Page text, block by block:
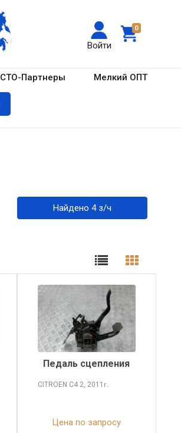
0
Войти
СТО-Партнеры Мелкий ОПТ
Найдено 4 з/ч
Педаль сцепления
CITROEN C4 2, 2011 г.
Цена по запросу